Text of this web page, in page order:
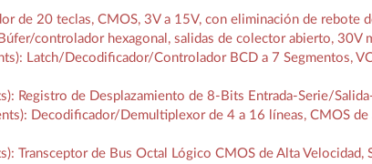
de 20 teclas, CMOS, 3V a 15V, con eliminación de rebote
controlador hexagonal, salidas de colector abierto, 30V
Latch/Decodificador/Controlador BCD a 7 Segmentos,
Registro de Desplazamiento de 8-Bits Entrada-Serie/
Decodificador/Demultiplexor de 4 a 16 líneas, CMOS de
Transceptor de Bus Octal Lógico CMOS de Alta Velocidad,